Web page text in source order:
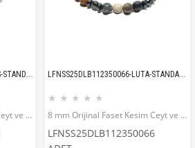
LFNSS25DLB112350065-MOSES-STANDART
8 mm Orijinal Faset Kesim Ceyt ve Hematit Doğaltaş Bileklik
LFNSS25DLB112350066-LUTA-STANDART
★ ★ ★ ★ ★
8 mm Orijinal Faset Kesim Ceyt ve Hematit Doğaltaş Bileklik
LFNSS25DLB112350066